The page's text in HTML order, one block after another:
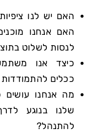
האם יש לנו
האם אנחנו
לנסות לשלוט
כיצד אנו
ככלים להתמודדות
מה אנחנו עושים
שלנו בנוגע
להתנהל?